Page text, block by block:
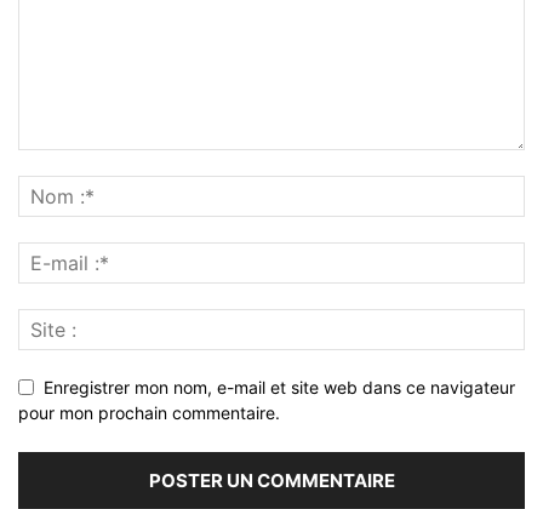
Enregistrer mon nom, e-mail et site web dans ce navigateur
pour mon prochain commentaire.